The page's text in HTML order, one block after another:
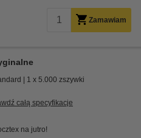
Zamawiam
1 x 5.000 zszywki
całą specyfikacje
na jutro!